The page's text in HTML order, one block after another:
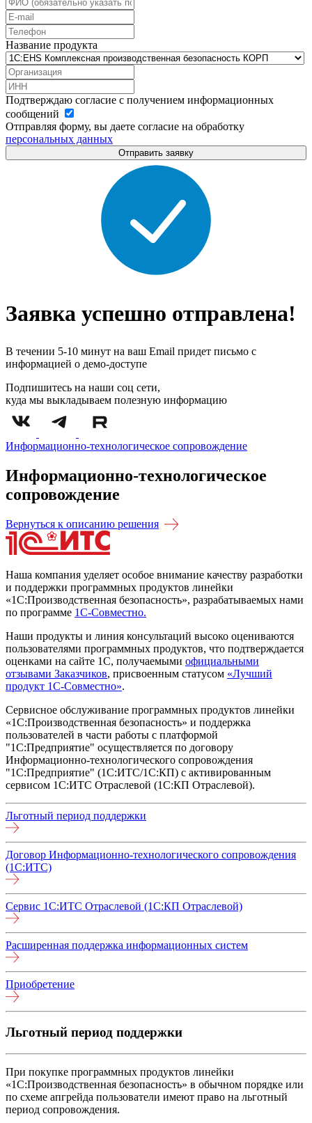
Название продукта
Подтверждаю согласие с получением информационных
сообщений
Отправляя форму, вы даете согласие на обработку
персональных данных
Отправить заявку
Заявка успешно отправлена!
В течении 5-10 минут на ваш Email придет письмо с
информацией о демо-доступе
Подпишитесь на наши соц сети,
куда мы выкладываем полезную информацию
Информационно-технологическое сопровождение
Информационно-технологическое
сопровождение
Вернуться к описанию решения
Наша компания уделяет особое внимание качеству разработки
и поддержки программных продуктов линейки
«1С:Производственная безопасность», разрабатываемых нами
по программе 1С-Совместно.
Наши продукты и линия консультаций высоко оцениваются
пользователями программных продуктов, что подтверждается
оценками на сайте 1С, получаемыми официальными
отзывами Заказчиков, присвоенным статусом «Лучший
продукт 1С-Совместно».
Сервисное обслуживание программных продуктов линейки
«1С:Производственная безопасность» и поддержка
пользователей в части работы с платформой
"1С:Предприятие" осуществляется по договору
Информационно-технологического сопровождения
"1С:Предприятие" (1С:ИТС/1C:КП) с активированным
сервисом 1С:ИТС Отраслевой (1С:КП Отраслевой).
Льготный период поддержки
Договор Информационно-технологического сопровождения
(1С:ИТС)
Сервис 1С:ИТС Отраслевой (1С:КП Отраслевой)
Расширенная поддержка информационных систем
Приобретение
Льготный период поддержки
При покупке программных продуктов линейки
«1С:Производственная безопасность» в обычном порядке или
по схеме апгрейда пользователи имеют право на льготный
период сопровождения.